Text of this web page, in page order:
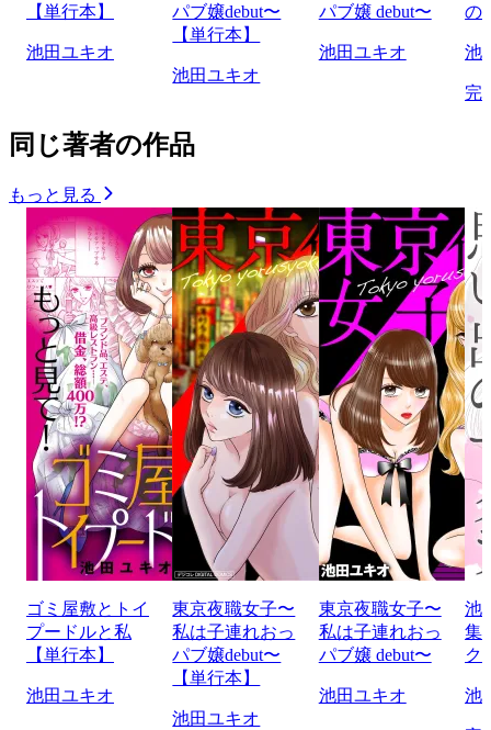
【単行本】
池田ユキオ
パブ嬢debut〜
【単行本】
池田ユキオ
パブ嬢 debut〜
池田ユキオ
の
池
完
同じ著者の作品
もっと見る
ゴミ屋敷とトイ
プードルと私
【単行本】
池田ユキオ
東京夜職女子〜
私は子連れおっ
パブ嬢debut〜
【単行本】
池田ユキオ
東京夜職女子〜
私は子連れおっ
パブ嬢 debut〜
池田ユキオ
池
集
ク
池